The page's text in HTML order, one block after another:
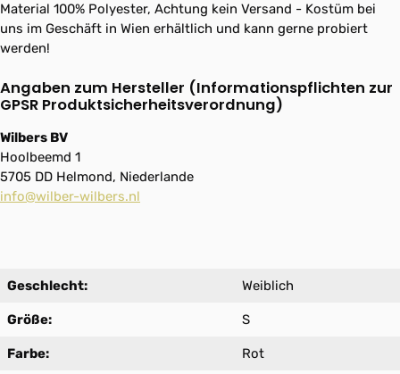
Material 100% Polyester, Achtung kein Versand - Kostüm bei
uns im Geschäft in Wien erhältlich und kann gerne probiert
werden!
Angaben zum Hersteller (Informationspflichten zur
GPSR Produktsicherheitsverordnung)
Wilbers BV
Hoolbeemd 1
5705 DD Helmond, Niederlande
info@wilber-wilbers.nl
Geschlecht: Weiblich
Größe: S
Farbe: Rot